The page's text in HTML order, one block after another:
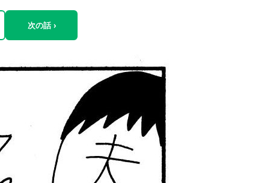
次の話 ›